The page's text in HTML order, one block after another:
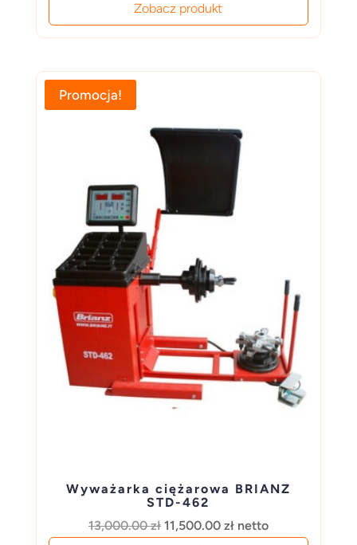
Zobacz produkt
Promocja!
Wyważarka ciężarowa BRIANZ
STD-462
13,000.00zł Pierwotna
11,500.00 złAktualna
netto